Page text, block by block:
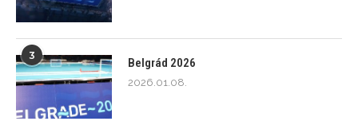
3
Belgrád 2026
2026.01.08.